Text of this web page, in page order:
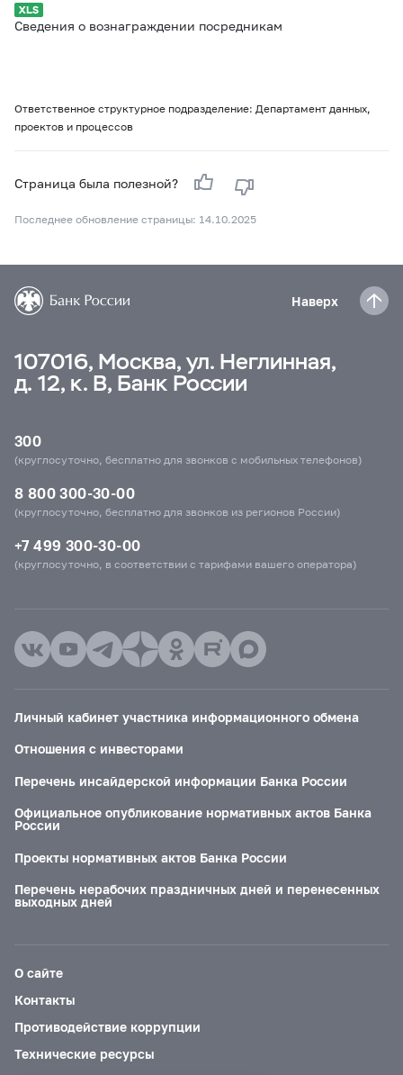
Сведения о вознаграждении посредникам
Ответственное структурное подразделение: Департамент данных,
проектов и процессов
Страница была полезной?
Последнее обновление страницы: 14.10.2025
Наверх
107016, Москва, ул. Неглинная,
д. 12, к. В, Банк России
300
(круглосуточно, бесплатно для звонков с мобильных телефонов)
8 800 300-30-00
(круглосуточно, бесплатно для звонков из регионов России)
+7 499 300-30-00
(круглосуточно, в соответствии с тарифами вашего оператора)
Личный кабинет участника информационного обмена
Отношения с инвесторами
Перечень инсайдерской информации Банка России
Официальное опубликование нормативных актов Банка
России
Проекты нормативных актов Банка России
Перечень нерабочих праздничных дней и перенесенных
выходных дней
О сайте
Контакты
Противодействие коррупции
Технические ресурсы